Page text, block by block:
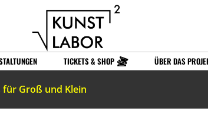
TICKETS & SHOP ÜBER DAS
Groß und Klein